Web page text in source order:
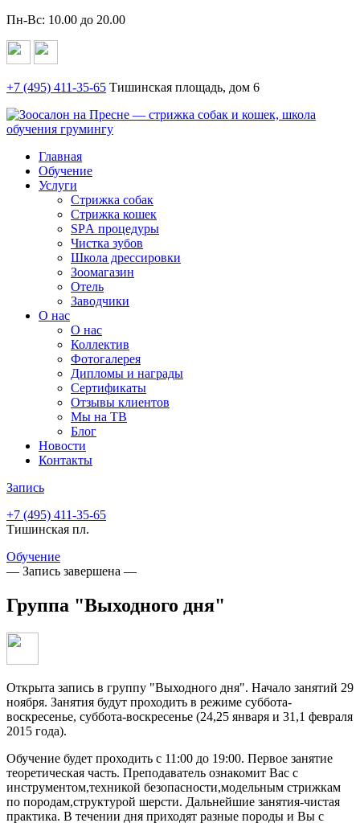
Пн-Вс: 10.00 до 20.00
+7 (495) 411-35-65 Тишинская площадь, дом 6
Главная
Обучение
Услуги
Стрижка собак
Стрижка кошек
SPА процедуры
Чистка зубов
Школа дрессировки
Зоомагазин
Отель
Заводчики
О нас
О нас
Коллектив
Фотогалерея
Дипломы и награды
Сертификаты
Отзывы клиентов
Мы на ТВ
Блог
Новости
Контакты
Запись
+7 (495) 411-35-65
Тишинская пл.
Обучение
— Запись завершена —
Группа "Выходного дня"
Открыта запись в группу "Выходного дня". Начало занятий 29
ноября. Занятия будут проходить в режиме суббота-
воскресенье, суббота-воскресенье (24,25 января и 31,1 февраля
2015 года).
Обучение будет проходить с 11:00 до 19:00. Первое занятие
теоретическая часть. Преподаватель ознакомит Вас с
инструментом,техникой безопасности,модельным стрижкам
по породам,структурой шерсти. Дальнейшие занятия-чистая
практика. В течении дня приходят разные породы и Вы с